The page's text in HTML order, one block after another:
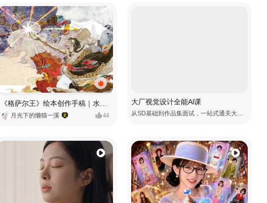
《格萨尔王》绘本创作手稿｜水彩墨韵下的史诗回响
月光下的懒猫一溪 44
大厂视觉设计全能Al课
从SD基础到作品集面试，一站式通关大厂视觉岗